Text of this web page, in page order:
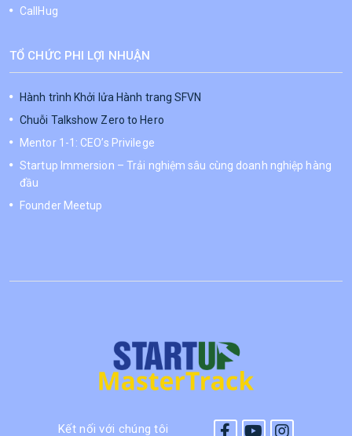
CallHug
TỔ CHỨC PHI LỢI NHUẬN
Hành trình Khởi lửa Hành trang SFVN
Chuỗi Talkshow Zero to Hero
Mentor 1-1: CEO’s Privilege
Startup Immersion – Trải nghiệm sâu cùng doanh nghiệp hàng
đầu
Founder Meetup
Kết nối với chúng tôi